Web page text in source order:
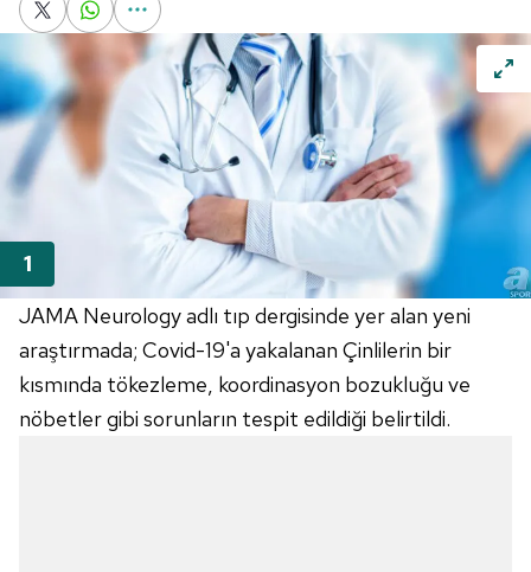
JAMA Neurology adlı tıp dergisinde yer alan yeni
araştırmada; Covid-19'a yakalanan Çinlilerin bir
kısmında tökezleme, koordinasyon bozukluğu ve
nöbetler gibi sorunların tespit edildiği belirtildi.